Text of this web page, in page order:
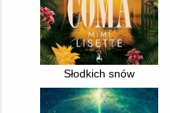
Słodkich snów